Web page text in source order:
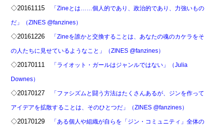
◇20161115 「Zineとは……個人的であり、政治的であり、力強いもの
だ」（ZINES @fanzines）
◇20161226 「Zineを誰かと交換することは、あなたの魂のカケラをそ
の人たちに見せているようなこと」（ZINES @fanzines）
◇20170111 「ライオット・ガールはジャンルではない」（Julia
Downes）
◇20170127 「ファシズムと闘う方法はたくさんあるが、ジンを作って
アイデアを拡散することは、そのひとつだ」（ZINES @fanzines）
◇20170129 「ある個人や組織が自らを「ジン・コミュニティ」全体の